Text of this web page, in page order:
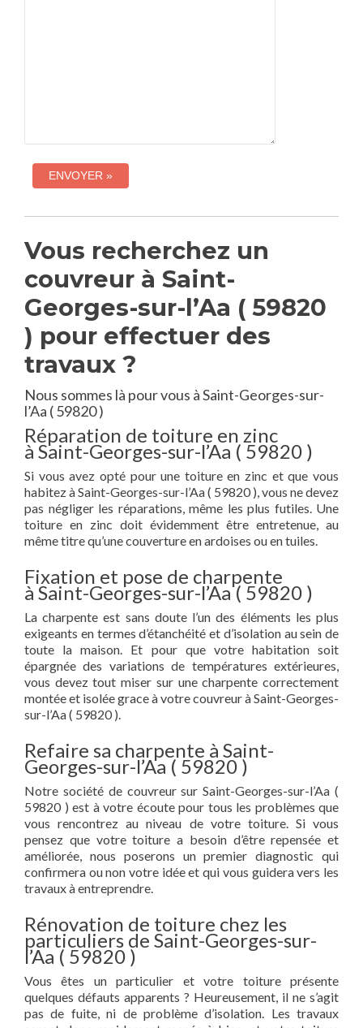
Vous recherchez un
couvreur à Saint-
Georges-sur-l’Aa ( 59820
) pour effectuer des
travaux ?
Nous sommes là pour vous à Saint-Georges-sur-
l’Aa ( 59820 )
Réparation de toiture en zinc
à Saint-Georges-sur-l’Aa ( 59820 )
Si vous avez opté pour une toiture en zinc et que vous
habitez à Saint-Georges-sur-l’Aa ( 59820 ), vous ne devez
pas négliger les réparations, même les plus futiles. Une
toiture en zinc doit évidemment être entretenue, au
même titre qu’une couverture en ardoises ou en tuiles.
Fixation et pose de charpente
à Saint-Georges-sur-l’Aa ( 59820 )
La charpente est sans doute l’un des éléments les plus
exigeants en termes d’étanchéité et d’isolation au sein de
toute la maison. Et pour que votre habitation soit
épargnée des variations de températures extérieures,
vous devez tout miser sur une charpente correctement
montée et isolée grace à votre couvreur à Saint-Georges-
sur-l’Aa ( 59820 ).
Refaire sa charpente à Saint-
Georges-sur-l’Aa ( 59820 )
Notre société de couvreur sur Saint-Georges-sur-l’Aa (
59820 ) est à votre écoute pour tous les problèmes que
vous rencontrez au niveau de votre toiture. Si vous
pensez que votre toiture a besoin d’être repensée et
améliorée, nous poserons un premier diagnostic qui
confirmera ou non votre idée et qui vous guidera vers les
travaux à entreprendre.
Rénovation de toiture chez les
particuliers de Saint-Georges-sur-
l’Aa ( 59820 )
Vous êtes un particulier et votre toiture présente
quelques défauts apparents ? Heureusement, il ne s’agit
pas de fuite, ni de problème d’isolation. Les travaux